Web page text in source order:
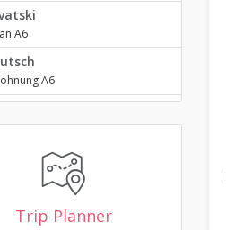
A6
A6
Trip Planner